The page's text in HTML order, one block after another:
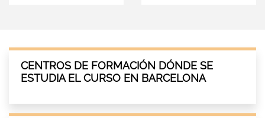
CENTROS DE FORMACIÓN DÓNDE SE
ESTUDIA EL CURSO EN BARCELONA